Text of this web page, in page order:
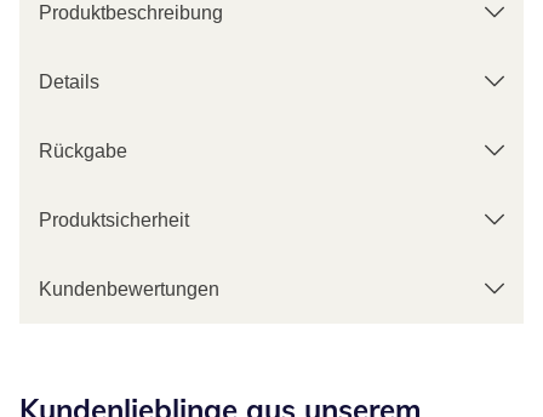
Produktbeschreibung
Details
Rückgabe
Produktsicherheit
Kundenbewertungen
Kundenlieblinge aus unserem